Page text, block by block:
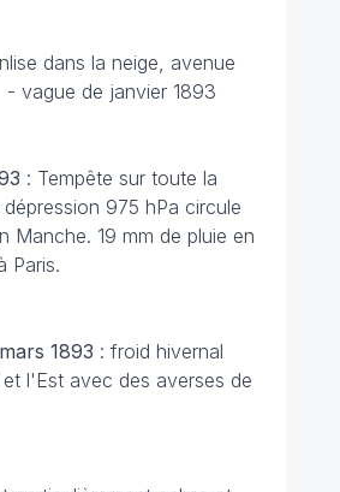
dans la neige, avenue
vague de janvier 1893
: Tempête sur toute la
975 hPa circule
Manche. 19 mm de pluie en
Paris.
1893 : froid hivernal
l'Est avec des averses de